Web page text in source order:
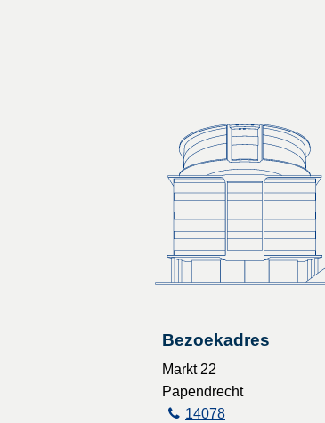
Bezoekadres
Markt 22
Papendrecht
14078